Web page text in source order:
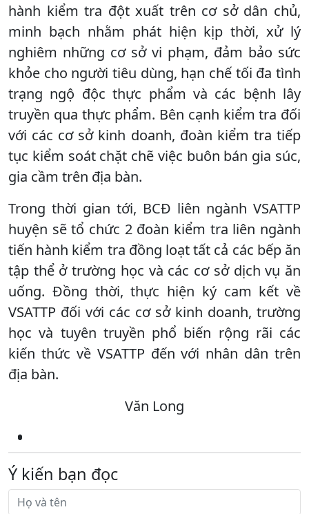
hành kiểm tra đột xuất trên cơ sở dân chủ,
minh bạch nhằm phát hiện kịp thời, xử lý
nghiêm những cơ sở vi phạm, đảm bảo sức
khỏe cho người tiêu dùng, hạn chế tối đa tình
trạng ngộ độc thực phẩm và các bệnh lây
truyền qua thực phẩm. Bên cạnh kiểm tra đối
với các cơ sở kinh doanh, đoàn kiểm tra tiếp
tục kiểm soát chặt chẽ việc buôn bán gia súc,
gia cầm trên địa bàn.
Trong thời gian tới, BCĐ liên ngành VSATTP
huyện sẽ tổ chức 2 đoàn kiểm tra liên ngành
tiến hành kiểm tra đồng loạt tất cả các bếp ăn
tập thể ở trường học và các cơ sở dịch vụ ăn
uống. Đồng thời, thực hiện ký cam kết về
VSATTP đối với các cơ sở kinh doanh, trường
học và tuyên truyền phổ biến rộng rãi các
kiến thức về VSATTP đến với nhân dân trên
địa bàn.
Văn Long
Ý kiến bạn đọc